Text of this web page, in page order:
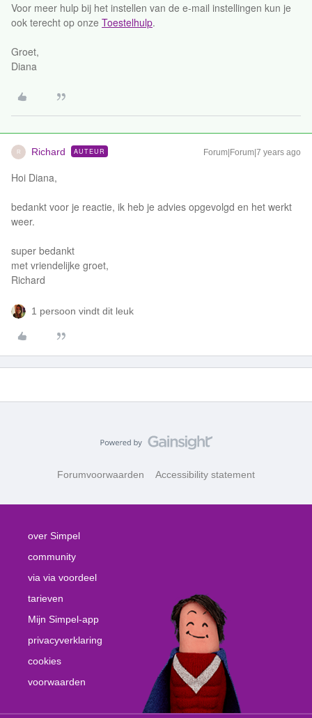
Voor meer hulp bij het instellen van de e-mail instellingen kun je
ook terecht op onze Toestelhulp.
Groet,
Diana
R Richard AUTEUR Forum|Forum|7 years ago
Hoi Diana,
bedankt voor je reactie, ik heb je advies opgevolgd en het werkt
weer.
super bedankt
met vriendelijke groet,
Richard
1 persoon vindt dit leuk
Forumvoorwaarden Accessibility statement
over Simpel
community
via via voordeel
tarieven
Mijn Simpel-app
privacyverklaring
cookies
voorwaarden